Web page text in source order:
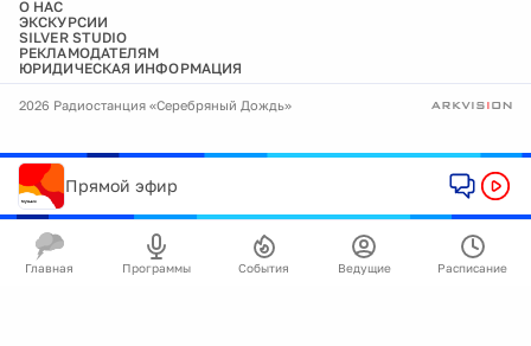
О НАС
ЭКСКУРСИИ
SILVER STUDIO
РЕКЛАМОДАТЕЛЯМ
ЮРИДИЧЕСКАЯ ИНФОРМАЦИЯ
2026 Радиостанция «Серебряный Дождь»
Прямой эфир
Главная Программы События Ведущие Расписание